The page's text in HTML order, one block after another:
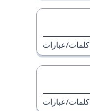
كلمات/عبارات
كلمات/عبارات